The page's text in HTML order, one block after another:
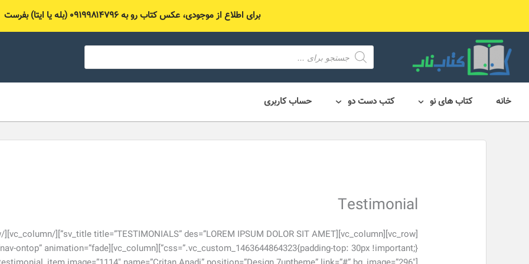
محتوا
برای اطلاع از موجودی، عکس کتاب رو به ۰۹۱۹۹۸۱۴۷۹۶ (بله یا ایتا) بفرست
محصول
search
خانه کتاب های نو کتب دست دو حساب کاربری
Testimonial